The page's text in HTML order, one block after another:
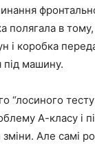
полягала в
і коробка
під машину.
“лосиного
А-класу і
Але самі